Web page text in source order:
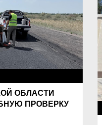
ОБЛАСТИ
ПРОВЕРКУ